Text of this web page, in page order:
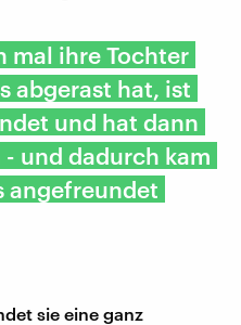
mal ihre Tochter
abgerast hat, ist
und hat dann
und dadurch kam
angefreundet
sie eine ganz